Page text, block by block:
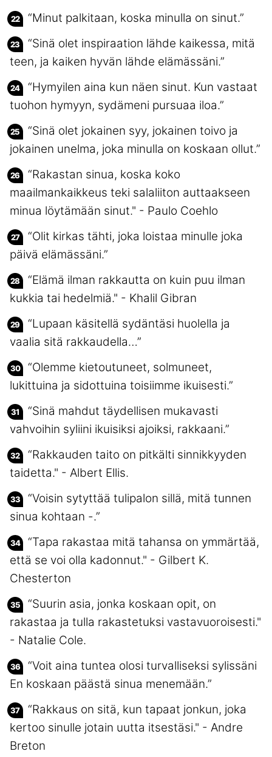
“Minut palkitaan, koska minulla on sinut.”
“Sinä olet inspiraation lähde kaikessa, mitä
teen, ja kaiken hyvän lähde elämässäni.”
“Hymyilen aina kun näen sinut. Kun vastaat
tuohon hymyyn, sydämeni pursuaa iloa.”
“Sinä olet jokainen syy, jokainen toivo ja
jokainen unelma, joka minulla on koskaan ollut.”
“Rakastan sinua, koska koko
maailmankaikkeus teki salaliiton auttaakseen
minua löytämään sinut." - Paulo Coehlo
“Olit kirkas tähti, joka loistaa minulle joka
päivä elämässäni.”
“Elämä ilman rakkautta on kuin puu ilman
kukkia tai hedelmiä." - Khalil Gibran
“Lupaan käsitellä sydäntäsi huolella ja
vaalia sitä rakkaudella…”
“Olemme kietoutuneet, solmuneet,
lukittuina ja sidottuina toisiimme ikuisesti.”
“Sinä mahdut täydellisen mukavasti
vahvoihin syliini ikuisiksi ajoiksi, rakkaani.”
“Rakkauden taito on pitkälti sinnikkyyden
taidetta." - Albert Ellis.
“Voisin sytyttää tulipalon sillä, mitä tunnen
sinua kohtaan -.”
“Tapa rakastaa mitä tahansa on ymmärtää,
että se voi olla kadonnut." - Gilbert K.
Chesterton
“Suurin asia, jonka koskaan opit, on
rakastaa ja tulla rakastetuksi vastavuoroisesti."
- Natalie Cole.
“Voit aina tuntea olosi turvalliseksi sylissäni
En koskaan päästä sinua menemään.”
“Rakkaus on sitä, kun tapaat jonkun, joka
kertoo sinulle jotain uutta itsestäsi." - Andre
Breton